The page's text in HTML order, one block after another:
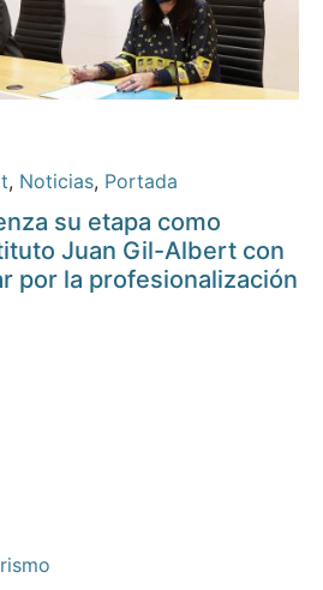
, Noticias, Portada
su etapa como
Juan Gil-Albert con
por la profesionalización